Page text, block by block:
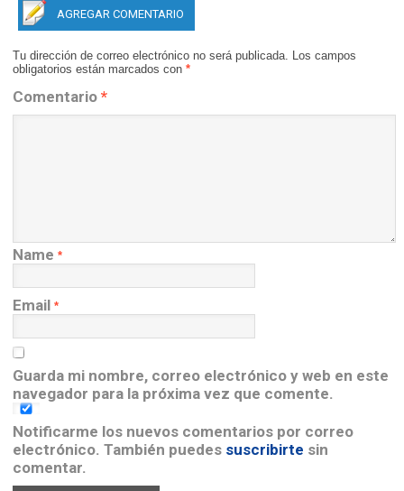
AGREGAR COMENTARIO
Tu dirección de correo electrónico no será publicada.
Los campos
obligatorios están marcados con *
Comentario *
Name *
Email *
Guarda mi nombre, correo electrónico y web en este
navegador para la próxima vez que comente.
Notificarme los nuevos comentarios por correo
electrónico. También puedes suscribirte sin
comentar.